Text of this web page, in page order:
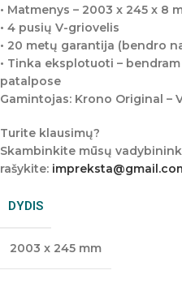
• Matmenys – 2003 x 245 x 8
• 4 pusių V-griovelis
• 20 metų garantija (bendro
• Tinka eksplotuoti –
patalpose
Gamintojas: Krono Original –
Turite klausimų?
Skambinkite mūsų
rašykite:
DYDIS
2003 x 245 mm